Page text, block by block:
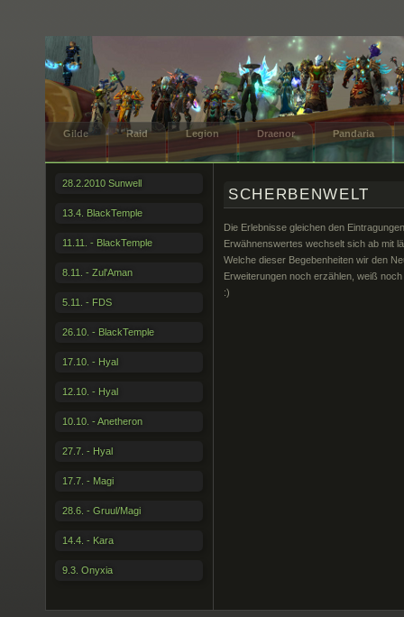
Gilde Raid Legion Draenor Pandaria
28.2.2010 Sunwell
13.4. BlackTemple
11.11. - BlackTemple
8.11. - Zul'Aman
5.11. - FDS
26.10. - BlackTemple
17.10. - Hyal
12.10. - Hyal
10.10. - Anetheron
27.7. - Hyal
17.7. - Magi
28.6. - Gruul/Magi
14.4. - Kara
9.3. Onyxia
SCHERBENWELT
Die Erlebnisse gleichen den
Erwähnenswertes wechselt sich ab mit
Welche dieser Begebenheiten wir den
Erweiterungen noch erzählen, weiß
:)